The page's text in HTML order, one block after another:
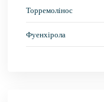
Торремолінос
Фуенхірола